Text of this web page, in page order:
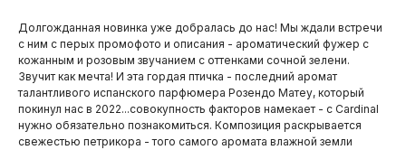
Долгожданная новинка уже добралась до нас! Мы ждали встречи
с ним с перых промофото и описания - ароматический фужер с
кожанным и розовым звучанием с оттенками сочной зелени.
Звучит как мечта! И эта гордая птичка - последний аромат
талантливого испанского парфюмера Розендо Матеу, который
покинул нас в 2022...совокупность факторов намекает - с Cardinal
нужно обязательно познакомиться. Композиция раскрывается
свежестью петрикора - того самого аромата влажной земли